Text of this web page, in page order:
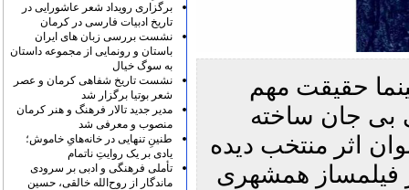
حقیقت مهم
بی جان ساخته
اثر منتخب دیده
فیلمساز همشهری
برگزاری رویداد شعر عاشورایی در
تاریخ ادبیات فارسی در کرمان
نشست بررسی زبان های ایران
باستان و رونمایی از مجموعه داستان
به سوگ خیال
نشست تاریخ شفاهی کرمان و عصر
شعر بوتیا برگزار شد
مدیر جدید تالار فرهنگ و هنر کرمان
منصوب و معرفی شد
طنینِ تنهایی در خانه‌هایِ خاموش؛
یادی بر یک روایتِ ناتمام
تأملی فرهنگی و ادبی بر سرودی
ماندگار از روح‌الله خالقی، حسین